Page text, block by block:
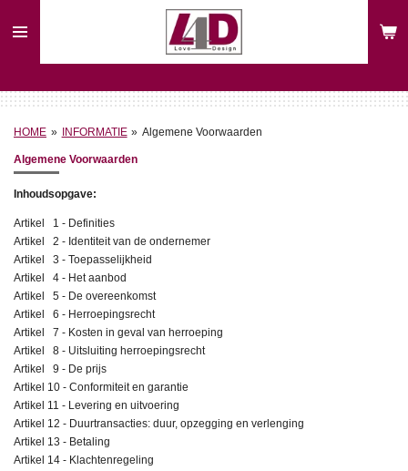
direct
hoofdinhoud
HOME » INFORMATIE » Algemene Voorwaarden
Algemene Voorwaarden
Inhoudsopgave:
Artikel 1 - Definities
Artikel 2 - Identiteit van de ondernemer
Artikel 3 - Toepasselijkheid
Artikel 4 - Het aanbod
Artikel 5 - De overeenkomst
Artikel 6 - Herroepingsrecht
Artikel 7 - Kosten in geval van herroeping
Artikel 8 - Uitsluiting herroepingsrecht
Artikel 9 - De prijs
Artikel 10 - Conformiteit en garantie
Artikel 11 - Levering en uitvoering
Artikel 12 - Duurtransacties: duur, opzegging en verlenging
Artikel 13 - Betaling
Artikel 14 - Klachtenregeling